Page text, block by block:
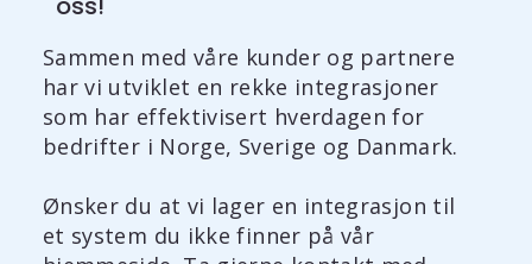
Sammen med våre kunder og partnere
har vi utviklet en rekke integrasjoner
som har effektivisert hverdagen for
bedrifter i Norge, Sverige og Danmark.
Ønsker du at vi lager en integrasjon til
et system du ikke finner på vår